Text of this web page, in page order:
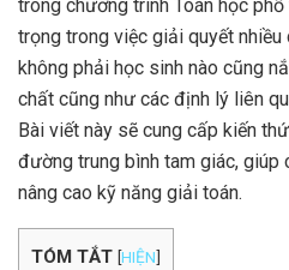
trong chương trình Toán học
trọng trong việc giải quyết nhiều
không phải học sinh nào cũng
chất cũng như các định lý liên
Bài viết này sẽ cung cấp kiến
đường trung bình tam giác, giúp
nâng cao kỹ năng giải toán.
TÓM TẮT [HIỆN]